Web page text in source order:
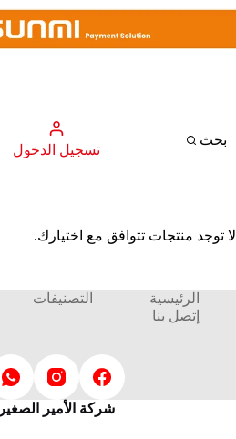
التجاوز
بحث
تسجيل الدخول
لا توجد منتجات تتوافق مع اختيارك.
الرئيسية التصنيفات
إتصل بنا
شركة الأمير الصغير